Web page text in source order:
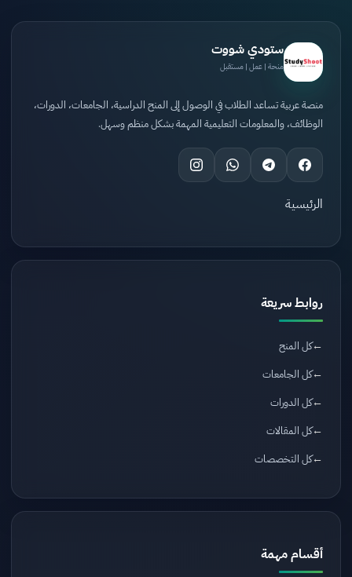
ستودي شووت
منحة | عمل | مستقبل
منصة عربية تساعد الطلاب في الوصول إلى المنح الدراسية، الجامعات، الدورات،
الوظائف، والمعلومات التعليمية المهمة بشكل منظم وسهل.
الرئيسية
روابط سريعة
كل المنح
كل الجامعات
كل الدورات
كل المقالات
كل التخصصات
أقسام مهمة